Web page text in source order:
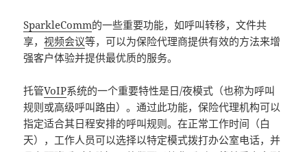
SparkleComm的一些重要功能，如呼叫转移，文件共
享，视频会议等，可以为保险代理商提供有效的方法来增
强客户体验并提供最优质的服务。
托管VoIP系统的一个重要特性是日/夜模式（也称为呼叫
规则或高级呼叫路由）。通过此功能，保险代理机构可以
指定适合其日程安排的呼叫规则。在正常工作时间（白
天），工作人员可以选择以特定模式拨打办公室电话，并